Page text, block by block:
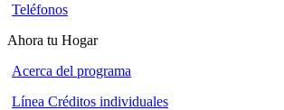
Teléfonos
Ahora tu Hogar
Acerca del programa
Línea Créditos individuales